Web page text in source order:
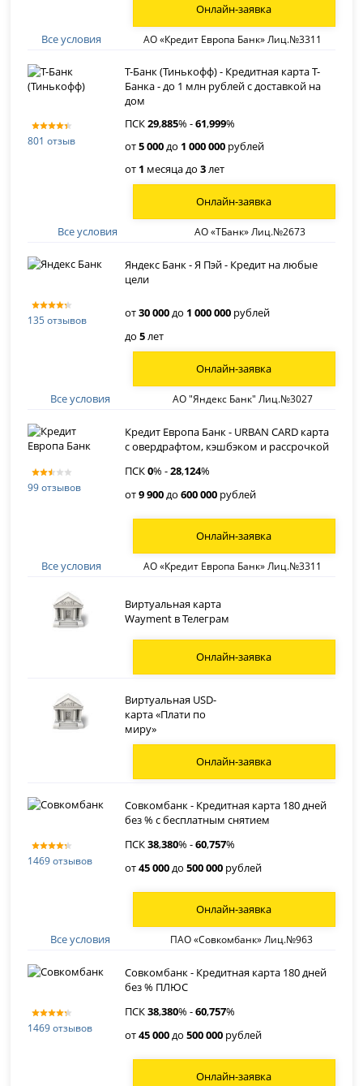
Все условия АО «Кредит Европа Банк» Лиц.№3311
Онлайн-заявка
801 отзыв
Т-Банк (Тинькофф) - Кредитная карта Т-
Банка - до 1 млн рублей с доставкой на
дом
ПСК29,885% -61,999%
от5 000до 1 000 000 рублей
от 1 месяца до3лет
Все условия АО «ТБанк» Лиц.№2673
Онлайн-заявка
135 отзывов
Яндекс Банк - Я Пэй - Кредит на любые
цели
от30 000до 1 000 000 рублей
до5 лет
Все условия АО "Яндекс Банк" Лиц.№3027
Онлайн-заявка
99 отзывов
Кредит Европа Банк - URBAN CARD карта
с овердрафтом, кэшбэком и рассрочкой
ПСК0% -28,124%
от9 900до600 000 рублей
Все условия АО «Кредит Европа Банк» Лиц.№3311
Онлайн-заявка
Виртуальная карта
Wayment в Телеграм
Онлайн-заявка
Виртуальная USD-
карта «Плати по
миру»
Онлайн-заявка
1469 отзывов
Совкомбанк - Кредитная карта 180 дней
без % с бесплатным снятием
ПСК38,380% -60,757%
от45 000до500 000 рублей
Все условия ПАО «Совкомбанк» Лиц.№963
Онлайн-заявка
1469 отзывов
Совкомбанк - Кредитная карта 180 дней
без % ПЛЮС
ПСК38,380% -60,757%
от45 000до500 000 рублей
Онлайн-заявка